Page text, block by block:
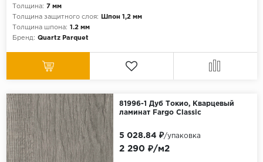
Толщина: 7 мм
Толщина защитного слоя:
Шпон 1,2 мм
Толщина шпона: 1.2 мм
Бренд: Quartz Parquet
81996-1 Дуб Токио, Кварцевый
ламинат Fargo Classic
2 290 ₽/м2
5 028.84 ₽/упаковка